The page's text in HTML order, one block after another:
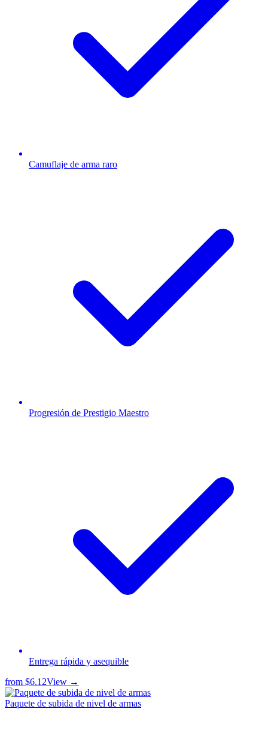
Camuflaje de arma raro
Progresión de Prestigio Maestro
Entrega rápida y asequible
from $6.12View →
Paquete de subida de nivel de armas